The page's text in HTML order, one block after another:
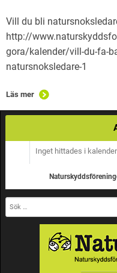
Vill du bli
http://
gora/kalender/vill-du-fa-
natursnoksledare-1
Läs mer
Inget hittades i